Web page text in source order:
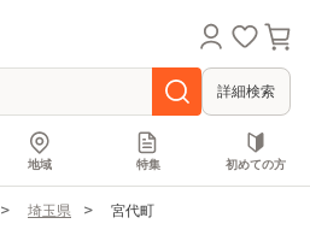
詳細検索
地域 特集 初めての方
埼玉県 宮代町